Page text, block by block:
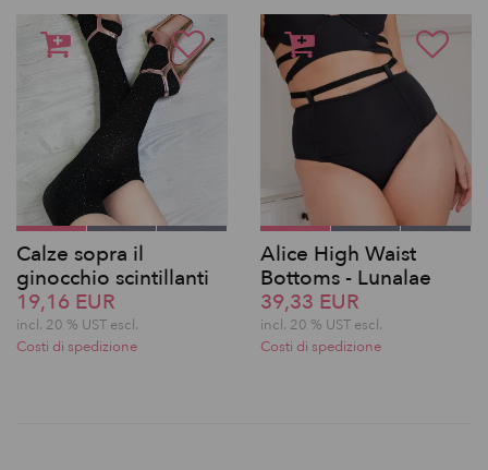
Calze sopra il
ginocchio scintillanti
19,16 EUR
incl. 20 % UST escl.
Costi di spedizione
Alice High Waist
Bottoms - Lunalae
39,33 EUR
incl. 20 % UST escl.
Costi di spedizione